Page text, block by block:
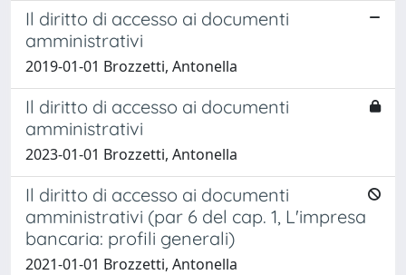
Il diritto di accesso ai documenti
amministrativi
2019-01-01 Brozzetti, Antonella
Il diritto di accesso ai documenti
amministrativi
2023-01-01 Brozzetti, Antonella
Il diritto di accesso ai documenti
amministrativi (par 6 del cap. 1, L'impresa
bancaria: profili generali)
2021-01-01 Brozzetti, Antonella